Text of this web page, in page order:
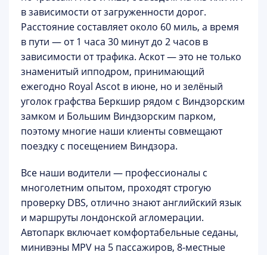
в зависимости от загруженности дорог.
Расстояние составляет около 60 миль, а время
в пути — от 1 часа 30 минут до 2 часов в
зависимости от трафика. Аскот — это не только
знаменитый ипподром, принимающий
ежегодно Royal Ascot в июне, но и зелёный
уголок графства Беркшир рядом с Виндзорским
замком и Большим Виндзорским парком,
поэтому многие наши клиенты совмещают
поездку с посещением Виндзора.
Все наши водители — профессионалы с
многолетним опытом, проходят строгую
проверку DBS, отлично знают английский язык
и маршруты лондонской агломерации.
Автопарк включает комфортабельные седаны,
минивэны MPV на 5 пассажиров, 8-местные